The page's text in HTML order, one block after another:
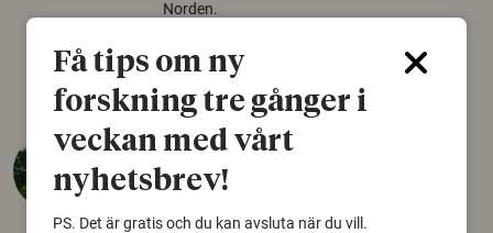
Norden.
Arkeologi
Så mycket eklandskap
krävs för att rädda hotade
Få tips om ny
forskning tre gånger i
veckan med vårt
nyhetsbrev!
PS. Det är gratis och du kan avsluta när du vill.